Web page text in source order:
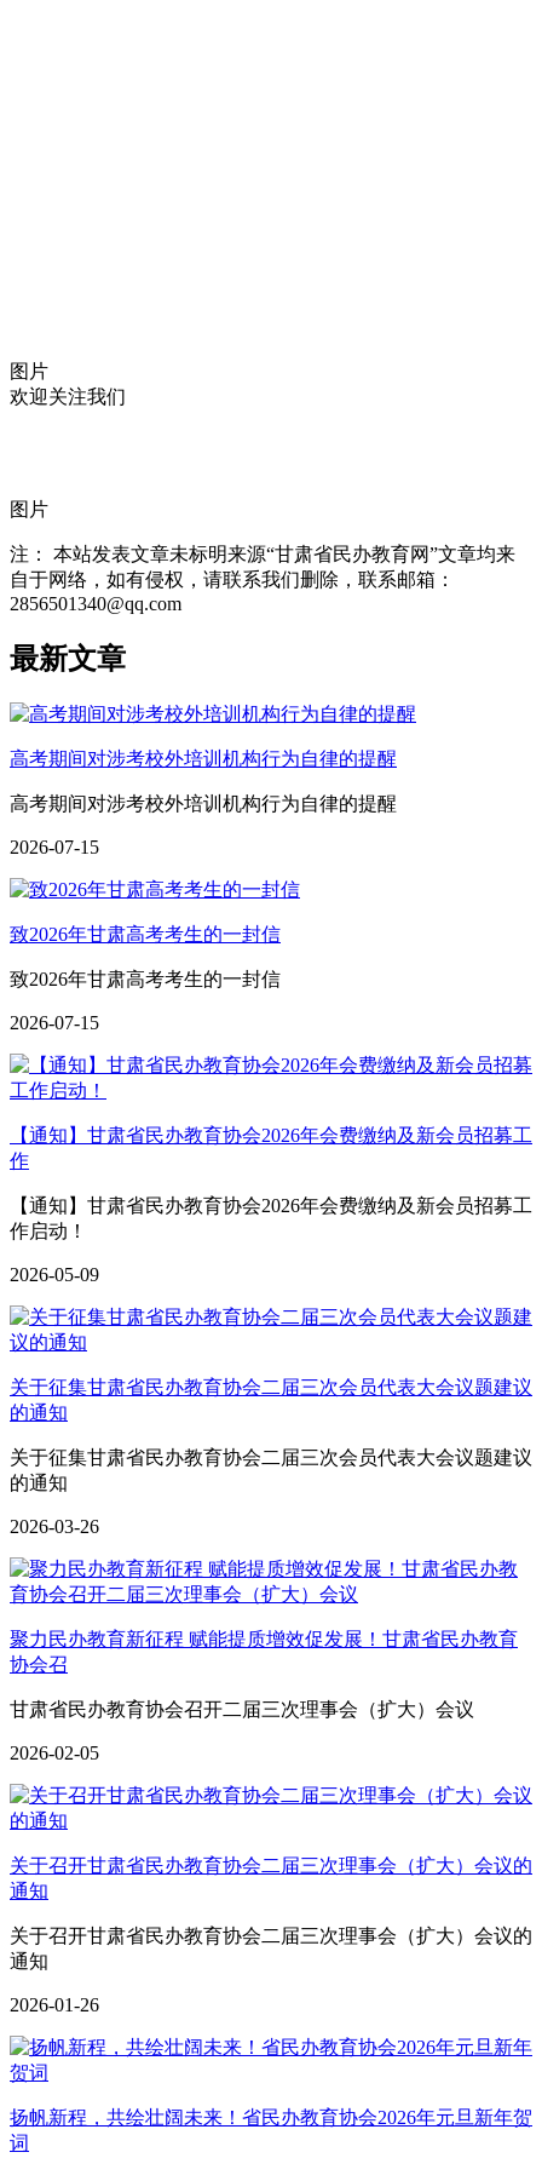
图片
欢迎关注我们
图片
注： 本站发表文章未标明来源“甘肃省民办教育网”文章均来
自于网络，如有侵权，请联系我们删除，联系邮箱：
2856501340@qq.com
最新文章
高考期间对涉考校外培训机构行为自律的提醒
高考期间对涉考校外培训机构行为自律的提醒
2026-07-15
致2026年甘肃高考考生的一封信
致2026年甘肃高考考生的一封信
2026-07-15
【通知】甘肃省民办教育协会2026年会费缴纳及新会员招募工
作
【通知】甘肃省民办教育协会2026年会费缴纳及新会员招募工
作启动！
2026-05-09
关于征集甘肃省民办教育协会二届三次会员代表大会议题建议
的通知
关于征集甘肃省民办教育协会二届三次会员代表大会议题建议
的通知
2026-03-26
聚力民办教育新征程 赋能提质增效促发展！甘肃省民办教育
协会召
甘肃省民办教育协会召开二届三次理事会（扩大）会议
2026-02-05
关于召开甘肃省民办教育协会二届三次理事会（扩大）会议的
通知
关于召开甘肃省民办教育协会二届三次理事会（扩大）会议的
通知
2026-01-26
扬帆新程，共绘壮阔未来！省民办教育协会2026年元旦新年贺
词